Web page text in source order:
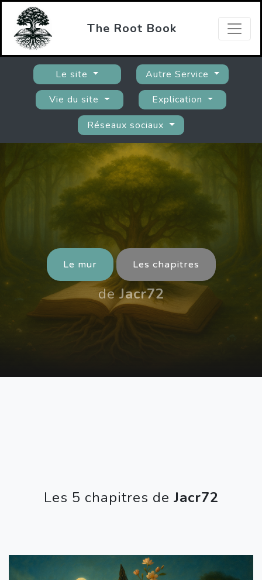
The Root Book
Le site
Autre Service
Vie du site
Explication
Réseaux sociaux
Le mur Les chapitres
deJacr72
Les 5 chapitres de Jacr72